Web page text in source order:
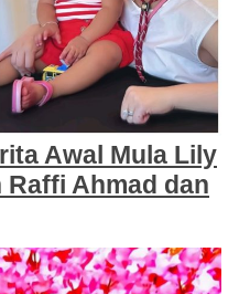
Awal Mula Lily
Ahmad dan